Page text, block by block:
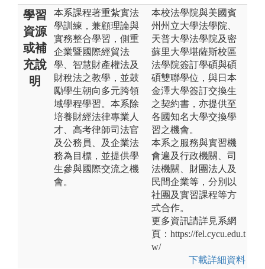
學習
資源
或補
充說
明
本系課程著重紮實法
學訓練，兼顧理論與
實務整合學習，側重
企業暨國際經貿法
學、智慧財產權法及
財稅法之教學，並鼓
勵學生朝向多元跨領
域學程學習。本系除
培養財經法律專業人
才、高考律師司法官
及公務員、及企業法
務為目標，並提供學
生參與國際交流之機
會。
本校法學院與美國賓
州州立大學法學院、
天普大學法學院及密
蘇里大學堪薩斯校區
法學院簽訂學碩與碩
碩雙聯學位，與日本
金澤大學簽訂交換生
之契約書，亦提供至
各國知名大學交換學
習之機會。
本系之服務與實習機
會遍及行政機關、司
法機關、財團法人及
民間企業等，分別以
社團及實習課程等方
式合作。
更多資訊請詳見系網
頁：https://fel.cycu.edu.t
w/
下載詳細資料